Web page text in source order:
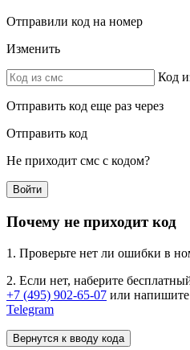
Отправили код на номер
Изменить
Код
Отправить код еще раз через
Отправить код
Не приходит смс с кодом?
Войти
Почему не приходит код
1. Проверьте нет ли ошибки в
2. Если нет, наберите
+7 (495) 902-65-07 или
Telegram
Вернутся к вводу кода